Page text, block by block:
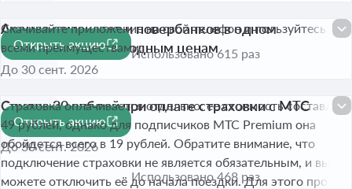
Аренда самокатов и повербанков в одном
приложении по выгодным ценам
До 30 сент. 2026
Скачивайте приложение на свой телефон и пользуйтесь
всеми преимуществами.
Открыть акцию
Использовано 615 раз
40 ₽
Скидка 30 рублей при оплате страховки с МТС
Premium
До 30 сент. 2026
Страховка оплачивается отдельно: ее стоимость составляет
49 рублей, однако для подписчиков МТС Premium она
обойдется всего в 19 рублей. Обратите внимание, что
подключение страховки не является обязательным, и вы
можете отключить её до начала поездки. Для этого просто
Открыть акцию
Использовано 468 раз